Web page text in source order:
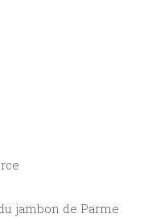
jambon de Parme